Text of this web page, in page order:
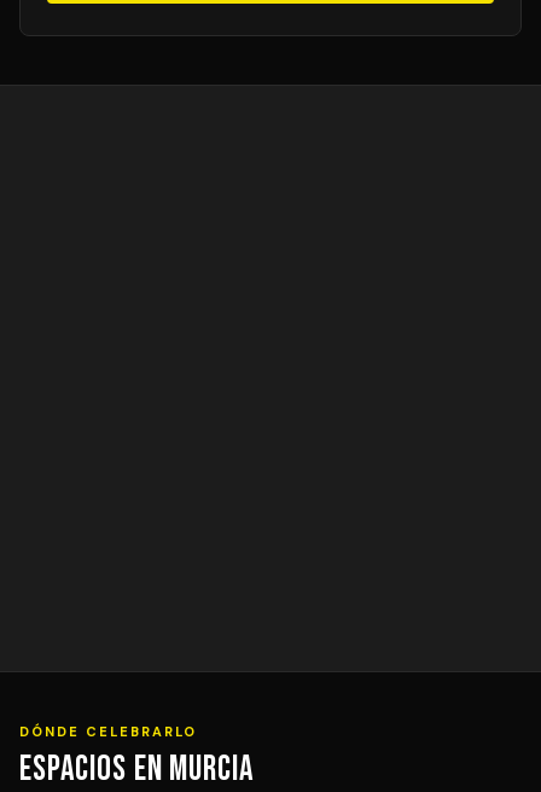
DÓNDE CELEBRARLO
Espacios en Murcia